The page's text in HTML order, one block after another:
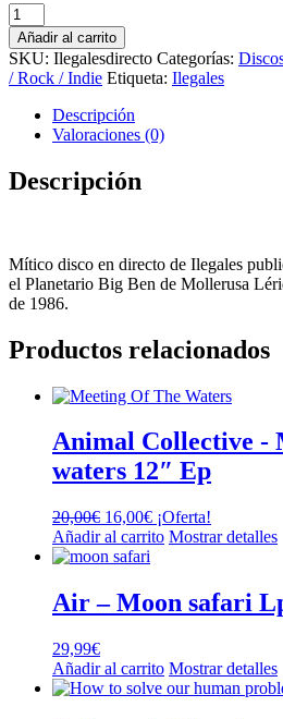
Ilegales
-
Directo
1986
2xLp
cantidad
Añadir al carrito
SKU: Ilegalesdirecto Categorías:
/ Rock / Indie Etiqueta: Ilegales
Descripción
Valoraciones (0)
Descripción
Mítico disco en directo de Ilegales
el Planetario Big Ben de Mollerusa
de 1986.
Productos relacionados
Animal Collective ‎-
waters 12″ Ep
20,00€ El
precio
original
20,00€.
16,00€El
precio
¡Oferta!
Añadir al carrito Mostrar detalles
Air – Moon safari
29,99€
Añadir al carrito Mostrar detalles